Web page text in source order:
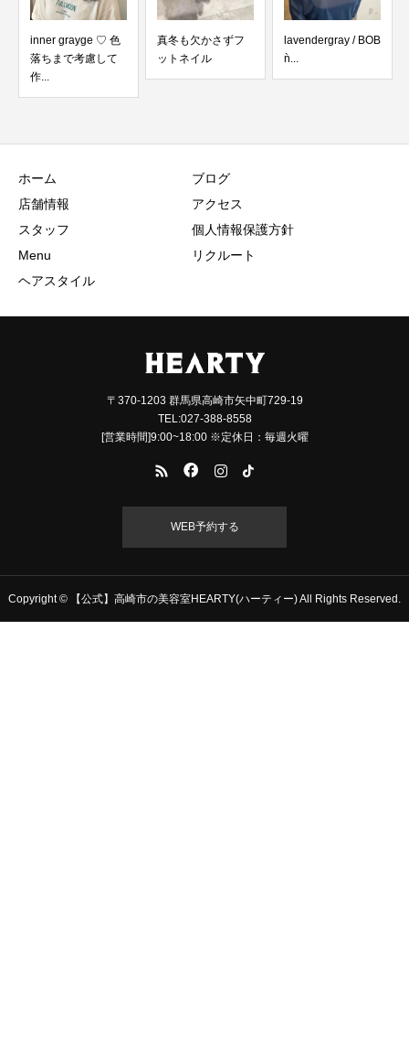
inner grayge ♡ 色
落ちまで考慮して
作...
真冬も欠かさずフ
ットネイル︎
lavendergray / BOB
ǹ...
ホーム
店舗情報
スタッフ
Menu
ヘアスタイル
ブログ
アクセス
個人情報保護方針
リクルート
〒370-1203 群馬県高崎市矢中町729-19
TEL:027-388-8558
[営業時間]9:00~18:00 ※定休日：毎週火曜
WEB予約する
Copyright © 【公式】高崎市の美容室HEARTY(ハーティー) All Rights Reserved.